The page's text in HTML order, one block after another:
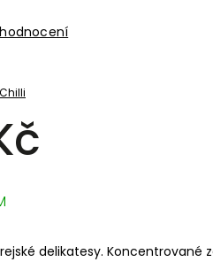
hodnocení
delikatesy. Koncentrované